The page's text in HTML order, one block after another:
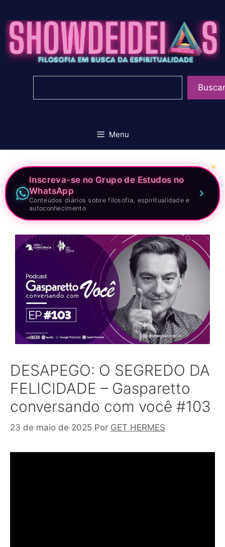
para
conteúdo
Buscar
Menu
Inscreva-se no Grupo de Estudos no
WhatsApp
Conteúdos diários sobre filosofia, espiritualidade e
autoconhecimento
DESAPEGO: O SEGREDO DA
FELICIDADE – Gasparetto
conversando com você #103
23 de maio de 2025 Por GET HERMES